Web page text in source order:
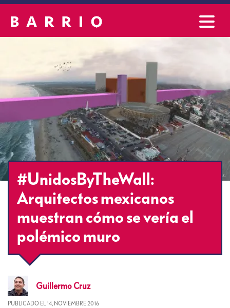
#UnidosByTheWall:
Arquitectos mexicanos
muestran cómo se vería el
polémico muro
Guillermo Cruz
PUBLICADO EL 14, NOVIEMBRE 2016